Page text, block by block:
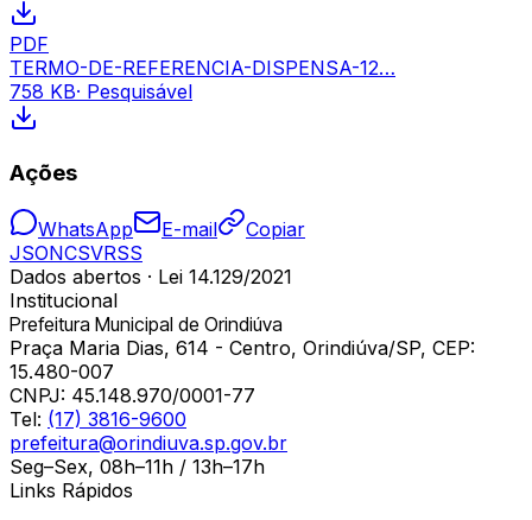
PDF
TERMO-DE-REFERENCIA-DISPENSA-12…
758 KB· Pesquisável
Ações
WhatsApp E-mail
Copiar
JSONCSVRSS
Dados abertos · Lei 14.129/2021
Institucional
Prefeitura Municipal de Orindiúva
Praça Maria Dias, 614 - Centro, Orindiúva/SP, CEP:
15.480-007
CNPJ: 45.148.970/0001-77
Tel: (17) 3816-9600
prefeitura@orindiuva.sp.gov.br
Seg–Sex, 08h–11h / 13h–17h
Links Rápidos